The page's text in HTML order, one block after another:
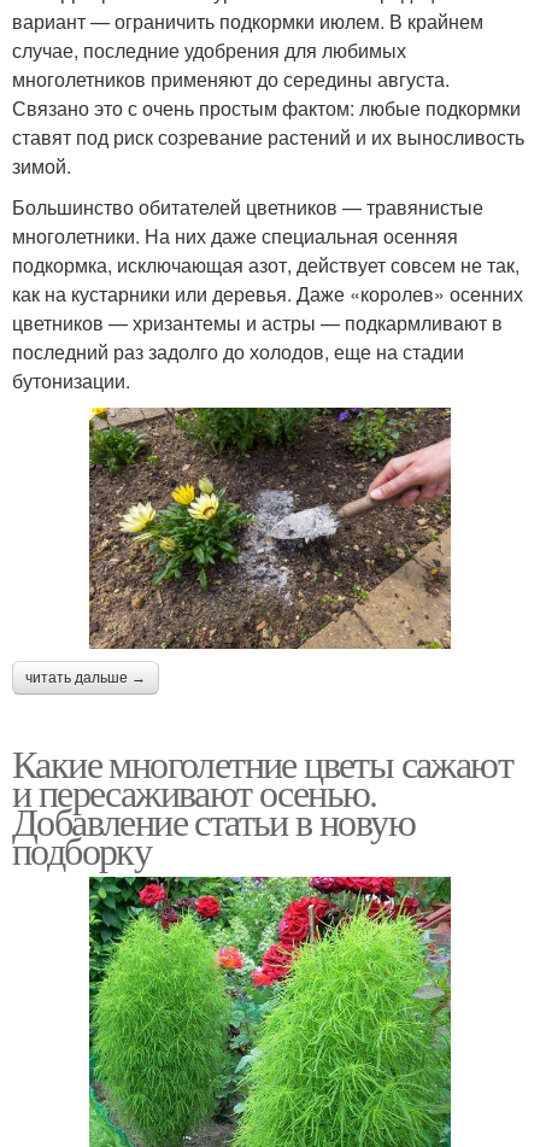
вариант — ограничить подкормки июлем. В крайнем
случае, последние удобрения для любимых
многолетников применяют до середины августа.
Связано это с очень простым фактом: любые подкормки
ставят под риск созревание растений и их выносливость
зимой.
Большинство обитателей цветников — травянистые
многолетники. На них даже специальная осенняя
подкормка, исключающая азот, действует совсем не так,
как на кустарники или деревья. Даже «королев» осенних
цветников — хризантемы и астры — подкармливают в
последний раз задолго до холодов, еще на стадии
бутонизации.
читать дальше →
Какие многолетние цветы сажают
и пересаживают осенью.
Добавление статьи в новую
подборку